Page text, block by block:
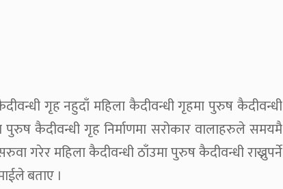
गृह नहुदाँ महिला कैदीवन्धी गृहमा पुरुष कैदीवन्धी
पुरुष कैदीवन्धी गृह निर्माणमा सरोकार वालाहरुले समयमै
गरेर महिला कैदीवन्धी ठाँउमा पुरुष कैदीवन्धी राख्नुपर्ने
बताए ।